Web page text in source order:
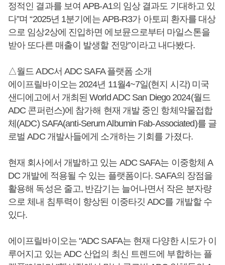
정적인 결과를 보여 APB-A1의 임상 결과도 기대하고 있
다”며 “2025년 1분기에는 APB-R3가 아토피 환자를 대상
으로 임상2상에 진입하면 에보뮨으로부터 마일스톤을
받아 또다른 매출이 발생할 전망”이라고 내다봤다.
△월드 ADC서 ADC SAFA 플랫폼 소개
에이프릴바이오는 2024년 11월4~7일(현지 시각) 미국
샌디에고에서 개최된 World ADC San Diego 2024(월드
ADC 콘퍼런스)에 참가해 현재 개발 중인 항체약물접합
체(ADC) SAFA(anti-Serum Albumin Fab-Associated)를 글
로벌 ADC 개발사들에게 소개하는 기회를 가졌다.
현재 회사에서 개발하고 있는 ADC SAFA는 이중항체 A
DC 개발에 적용될 수 있는 플랫폼이다. SAFA의 장점을
활용해 독성은 줄고, 반감기는 늘어나면서 작은 분자량
으로 체내 침투력이 향상된 이중타깃 ADC를 개발할 수
있다.
에이프릴바이오는 "ADC SAFA는 현재 다양한 시도가 이
루어지고 있는 ADC 산업의 최신 트렌드에 부합하는 플